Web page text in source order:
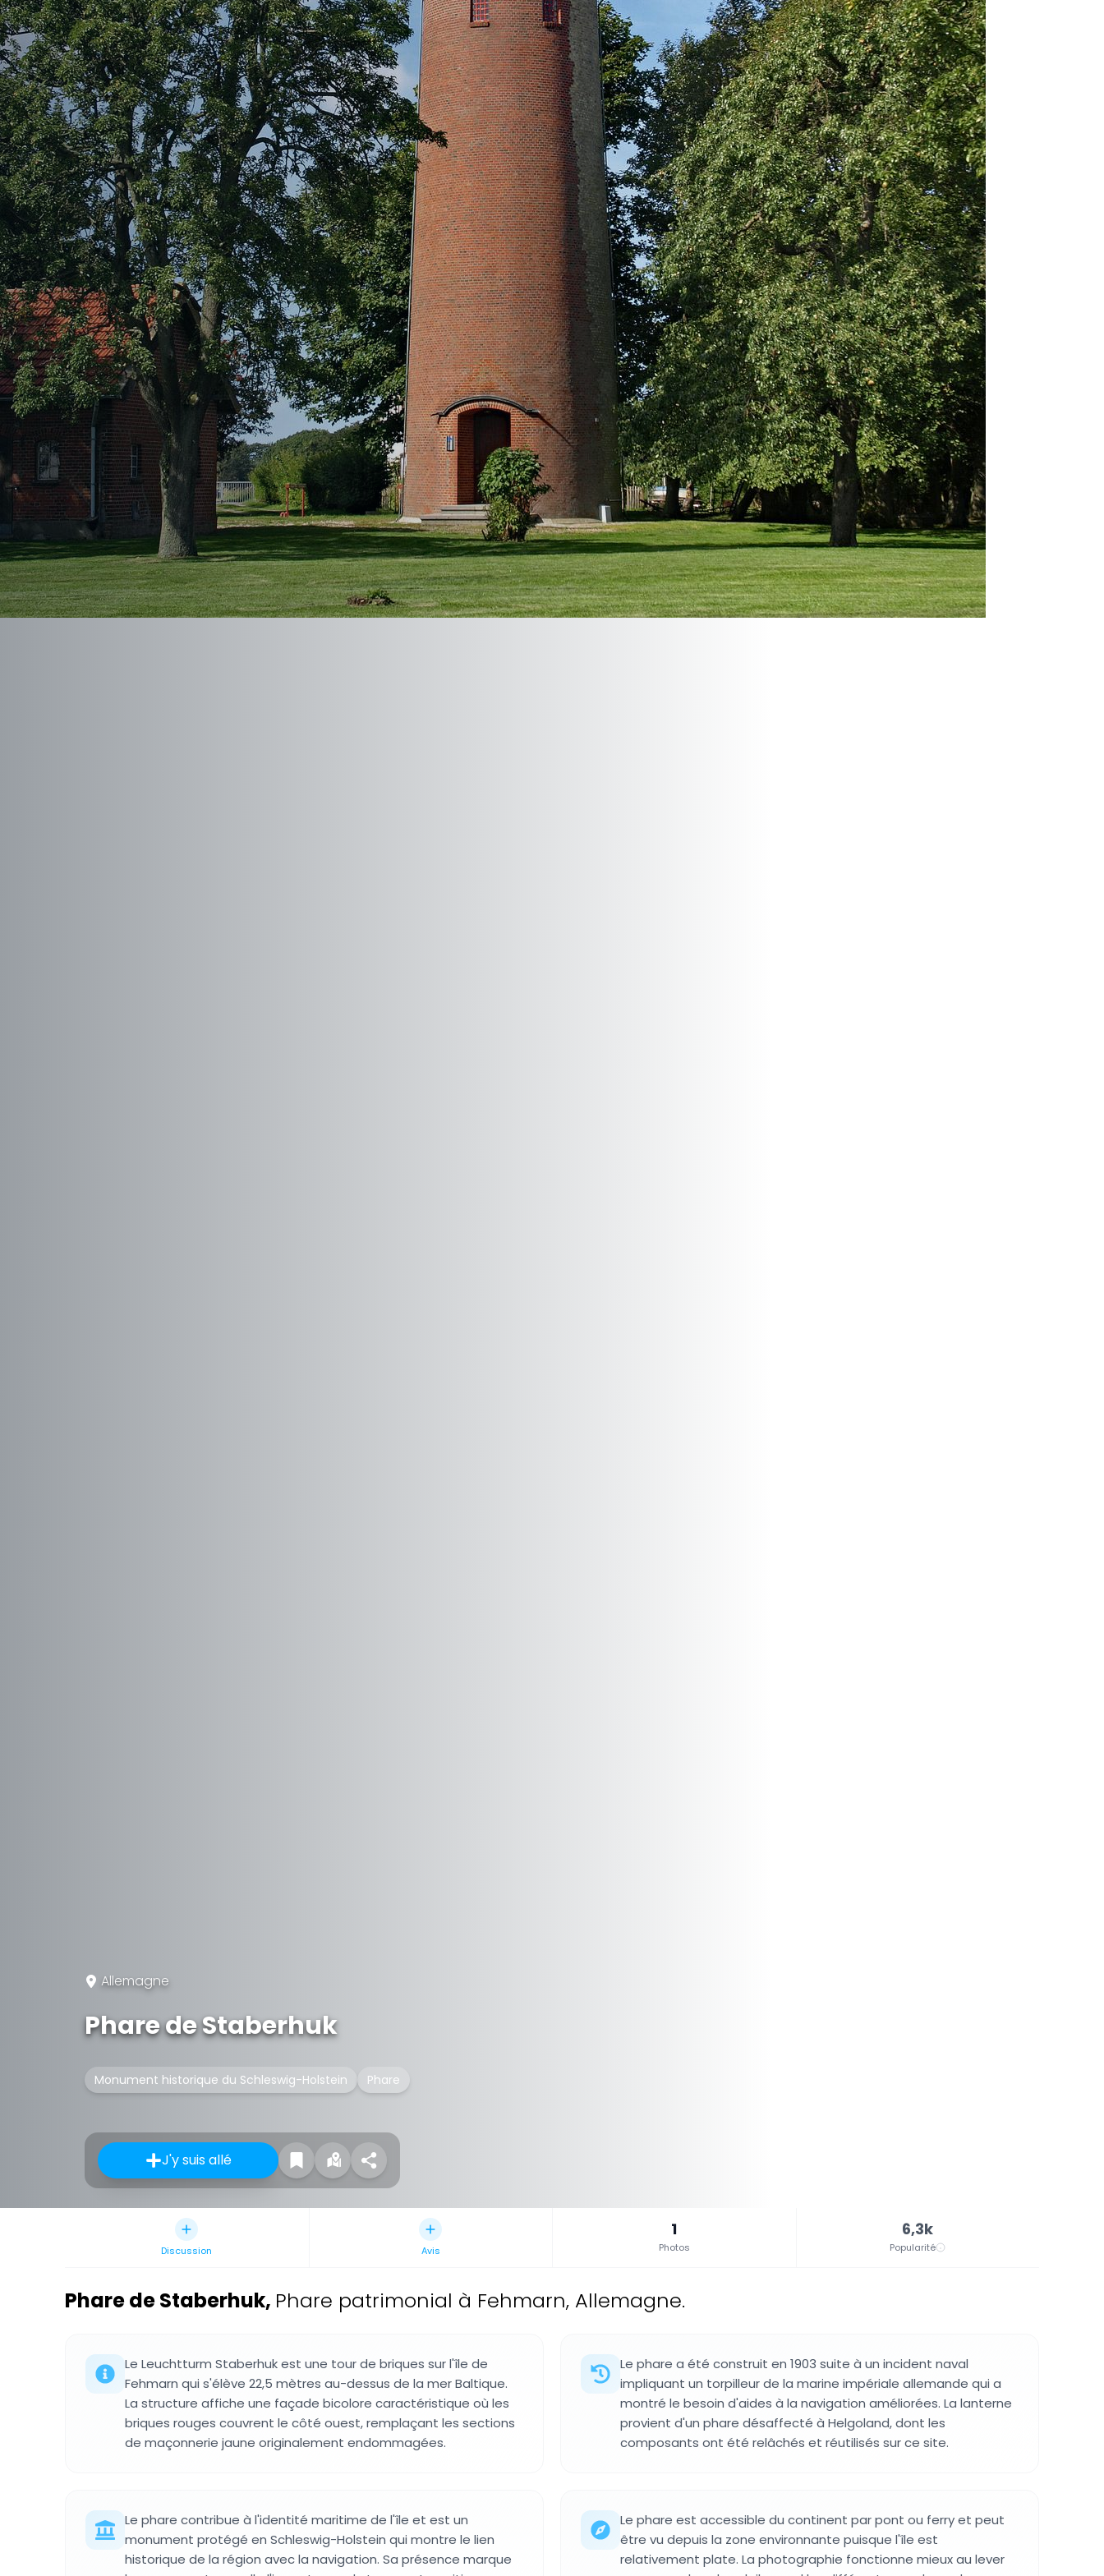
Allemagne
Phare de Staberhuk
Monument historique du Schleswig-Holstein Phare
J'y suis allé
Discussion Avis
1
Photos
6,3k
Popularité
Phare de Staberhuk, Phare patrimonial à Fehmarn, Allemagne.
Le Leuchtturm Staberhuk est une tour de briques sur l'île de
Fehmarn qui s'élève 22,5 mètres au-dessus de la mer Baltique.
La structure affiche une façade bicolore caractéristique où les
briques rouges couvrent le côté ouest, remplaçant les sections
de maçonnerie jaune originalement endommagées.
Le phare a été construit en 1903 suite à un incident naval
impliquant un torpilleur de la marine impériale allemande qui a
montré le besoin d'aides à la navigation améliorées. La lanterne
provient d'un phare désaffecté à Helgoland, dont les
composants ont été relâchés et réutilisés sur ce site.
Le phare contribue à l'identité maritime de l'île et est un
monument protégé en Schleswig-Holstein qui montre le lien
historique de la région avec la navigation. Sa présence marque
Le phare est accessible du continent par pont ou ferry et peut
être vu depuis la zone environnante puisque l'île est
relativement plate. La photographie fonctionne mieux au lever